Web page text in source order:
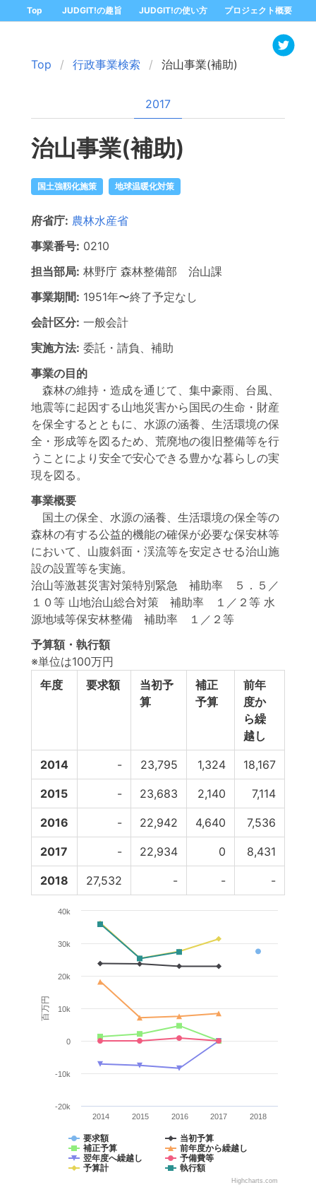
Top JUDGIT!の趣旨 JUDGIT!の使い方 プロジェクト概要
Top 行政事業検索 治山事業(補助)
2017
治山事業(補助)
国土強靱化施策 地球温暖化対策
府省庁: 農林水産省
事業番号: 0210
担当部局: 林野庁 森林整備部 治山課
事業期間: 1951年〜終了予定なし
会計区分: 一般会計
実施方法: 委託・請負、補助
事業の目的
森林の維持・造成を通じて、集中豪雨、台風、
地震等に起因する山地災害から国民の生命・財産
を保全するとともに、水源の涵養、生活環境の保
全・形成等を図るため、荒廃地の復旧整備等を行
うことにより安全で安心できる豊かな暮らしの実
現を図る。
事業概要
国土の保全、水源の涵養、生活環境の保全等の
森林の有する公益的機能の確保が必要な保安林等
において、山腹斜面・渓流等を安定させる治山施
設の設置等を実施。
治山等激甚災害対策特別緊急 補助率 ５．５／
１０等 山地治山総合対策 補助率 １／２等 水
源地域等保安林整備 補助率 １／２等
予算額・執行額
※単位は100万円
年度
要求額
当初予
算
補正
予算
前年
度か
ら繰
越し
2014 - 23,795 1,324 18,167
2015 - 23,683 2,140 7,114
2016 - 22,942 4,640 7,536
2017 - 22,934 0 8,431
2018 27,532 - - -
百万円
要求額
当初予算
補正予算
前年度から繰越し
翌年度へ繰越し
予備費等
予算計
執行額
2014 2015 2016 2017 2018
-20k
-10k
0
10k
20k
30k
40k
Highcharts.com